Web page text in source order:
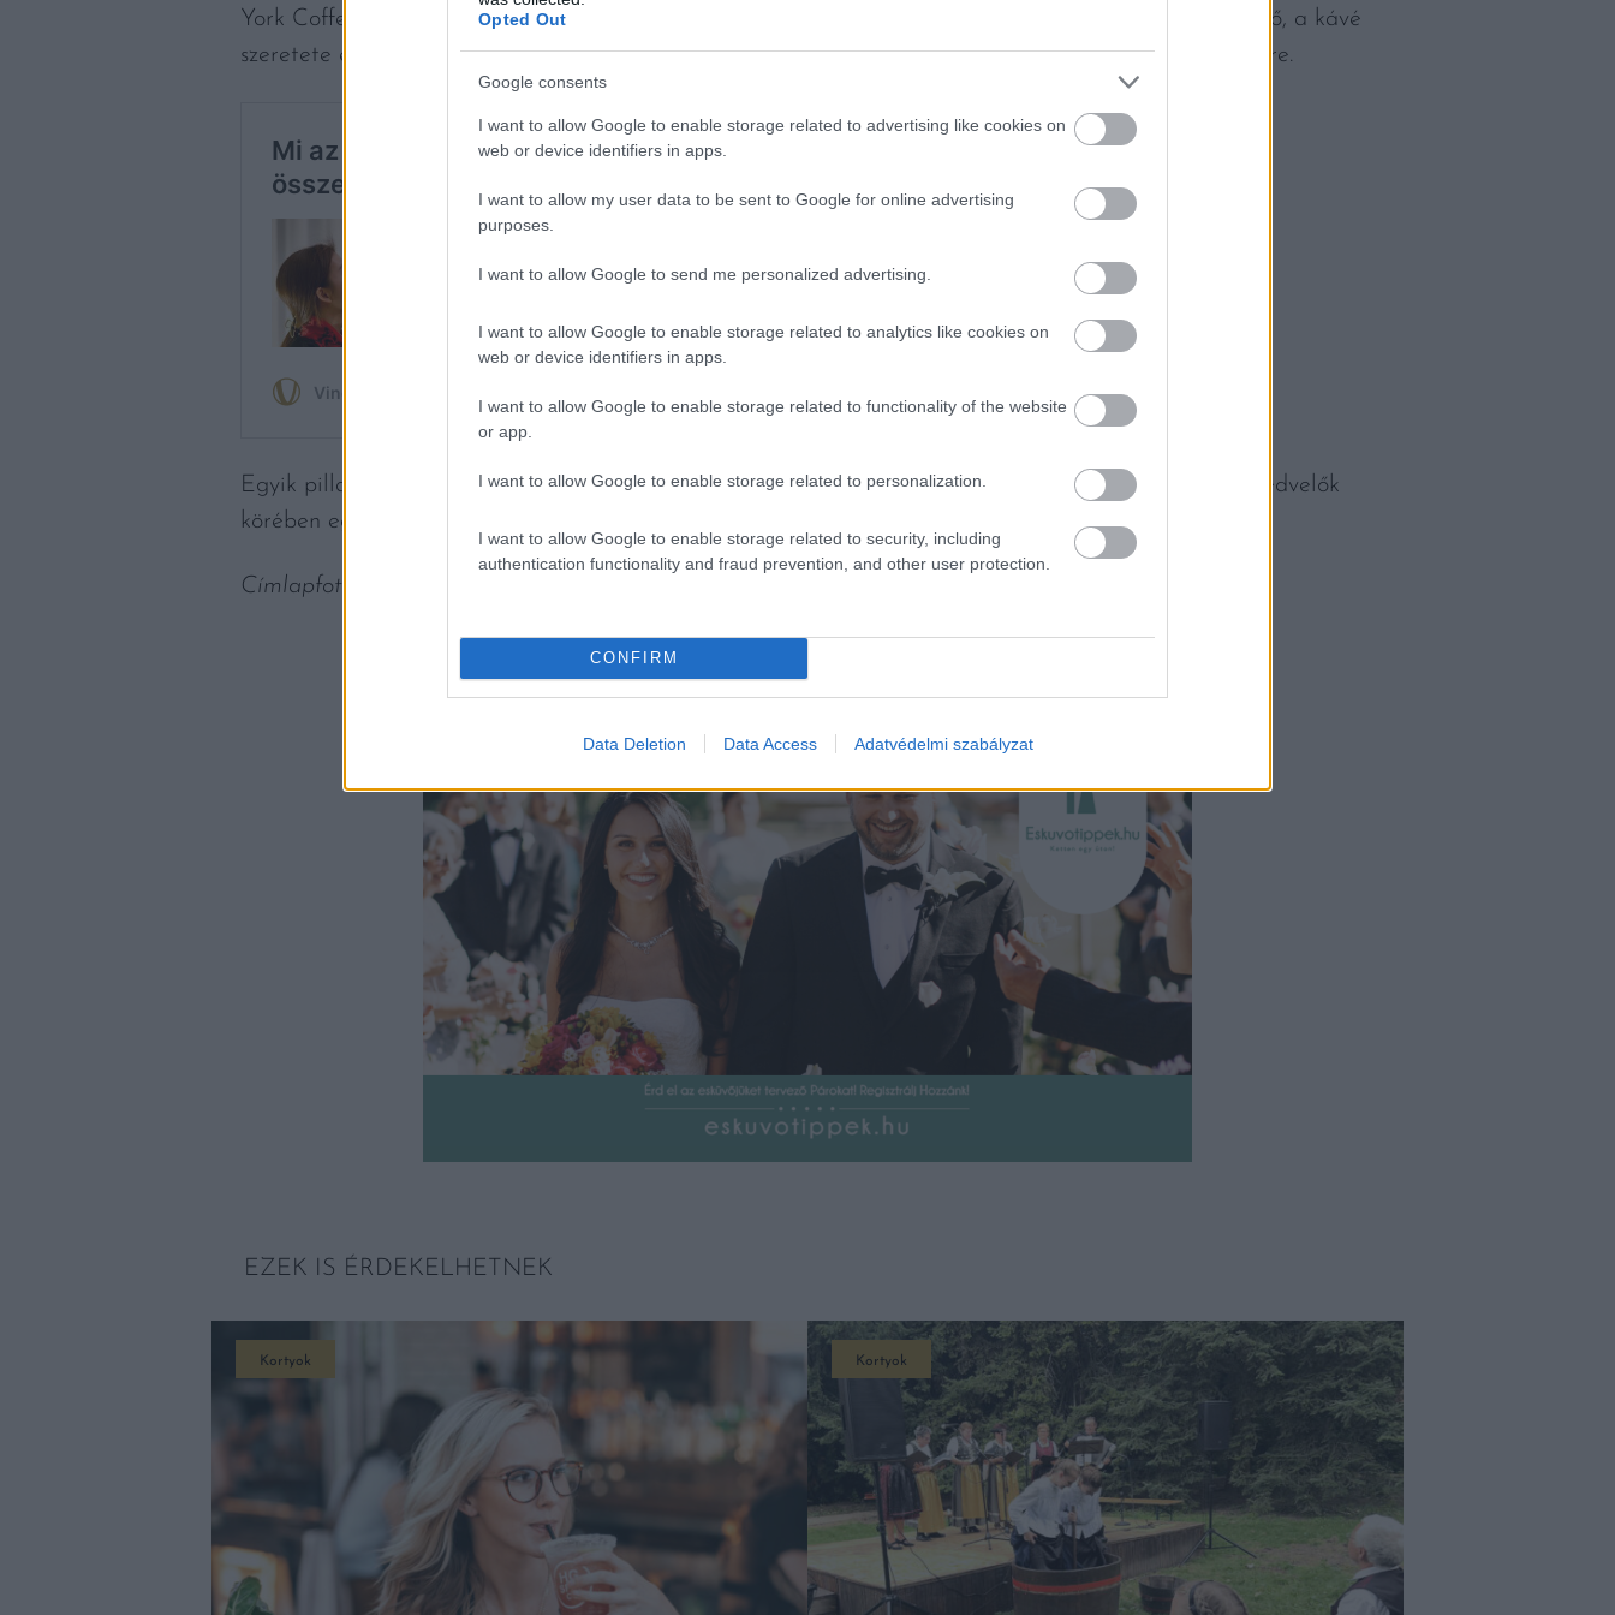
Opted Out
Google consents
I want to allow Google to enable storage related to advertising like cookies on
web or device identifiers in apps.
I want to allow my user data to be sent to Google for online advertising
purposes.
I want to allow Google to send me personalized advertising.
I want to allow Google to enable storage related to analytics like cookies on
web or device identifiers in apps.
I want to allow Google to enable storage related to functionality of the website
or app.
I want to allow Google to enable storage related to personalization.
I want to allow Google to enable storage related to security, including
authentication functionality and fraud prevention, and other user protection.
CONFIRM
Data Deletion Data Access Adatvédelmi szabályzat
York Coffee Roasters csapatának pedig egyfajta megerősítés, hogy jó úton haladnak. A befektetett idő, a kávé
szeretete és a nagy adag szenvedély igenis meghozta gyümölcsét és így még merészebben lépnek előre.
Egyik pillanatról a másikra, Sidney-től Budapesten, Koppenhágán, San Francisón át Tokióig, a kávékedvelők
körében egyszerre ismert lett a Herz Coffee, amely örömmel tölti el a Herz Coffee tulajdonosait.
Címlapfotó: Herz Coffee
EZEK IS ÉRDEKELHETNEK
Kortyok Kortyok